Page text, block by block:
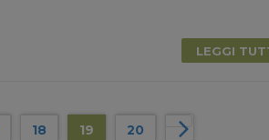
LEGGI
18 19 20